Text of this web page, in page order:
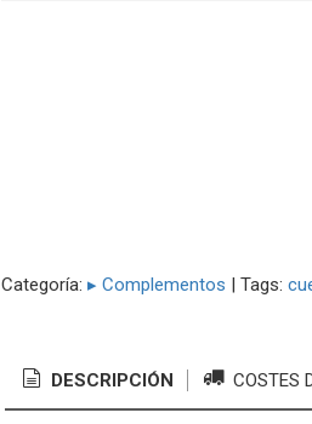
Categoría: ▸ Complementos | Tags:
DESCRIPCIÓN COSTES